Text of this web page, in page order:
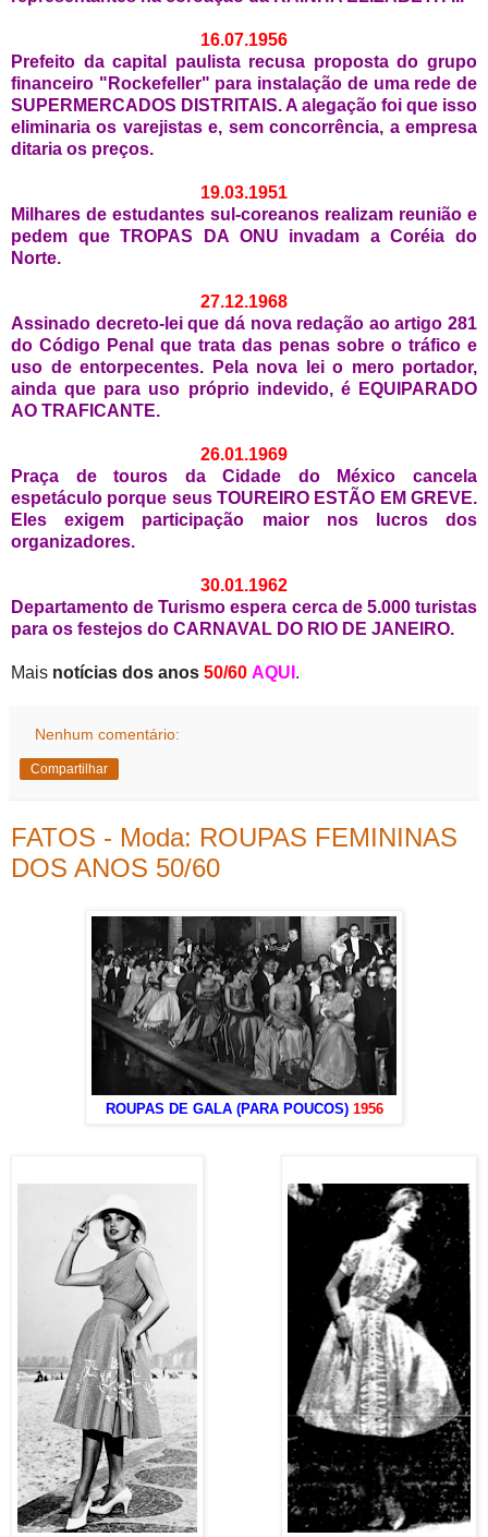
16.07.1956
Prefeito da capital paulista recusa proposta do grupo
financeiro "Rockefeller" para instalação de uma rede de
SUPERMERCADOS DISTRITAIS. A alegação foi que isso
eliminaria os varejistas e, sem concorrência, a empresa
ditaria os preços.
19.03.1951
Milhares de estudantes sul-coreanos realizam reunião e
pedem que TROPAS DA ONU invadam a Coréia do
Norte.
27.12.1968
Assinado decreto-lei que dá nova redação ao artigo 281
do Código Penal que trata das penas sobre o tráfico e
uso de entorpecentes. Pela nova lei o mero portador,
ainda que para uso próprio indevido, é EQUIPARADO
AO TRAFICANTE.
26.01.1969
Praça de touros da Cidade do México cancela
espetáculo porque seus TOUREIRO ESTÃO EM GREVE.
Eles exigem participação maior nos lucros dos
organizadores.
30.01.1962
Departamento de Turismo espera cerca de 5.000 turistas
para os festejos do CARNAVAL DO RIO DE JANEIRO.
Mais notícias dos anos 50/60 AQUI .
Nenhum comentário:
Compartilhar
FATOS - Moda: ROUPAS FEMININAS
DOS ANOS 50/60
ROUPAS DE GALA (PARA POUCOS) 1956